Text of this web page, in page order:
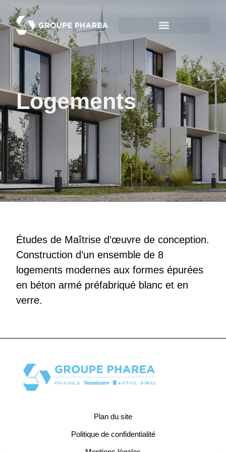
Logements
Études de Maîtrise d’œuvre de conception.
Construction d’un ensemble de 8
logements modernes aux formes épurées
en béton armé préfabriqué blanc et en
verre.
Plan du site
Politique de confidentialité